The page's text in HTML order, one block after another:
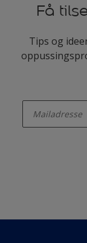
Få
Tips og